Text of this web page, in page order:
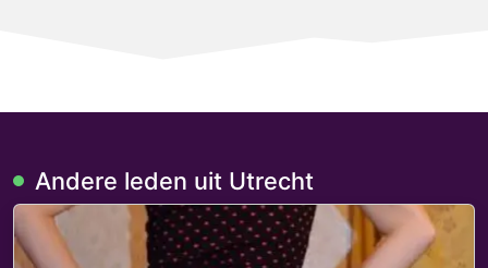
Andere leden uit Utrecht